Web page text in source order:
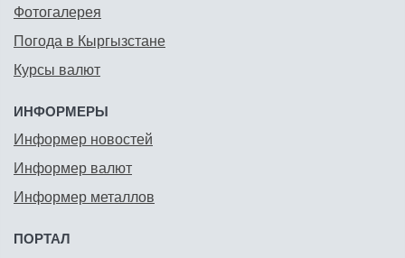
Фотогалерея
Погода в Кыргызстане
Курсы валют
ИНФОРМЕРЫ
Информер новостей
Информер валют
Информер металлов
ПОРТАЛ